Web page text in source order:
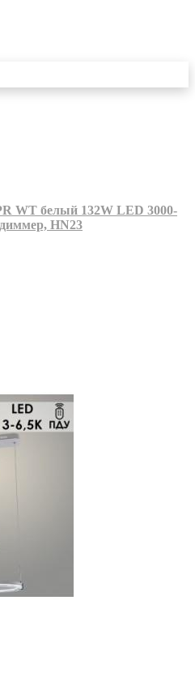
WT белый 132W LED 3000-
HN23